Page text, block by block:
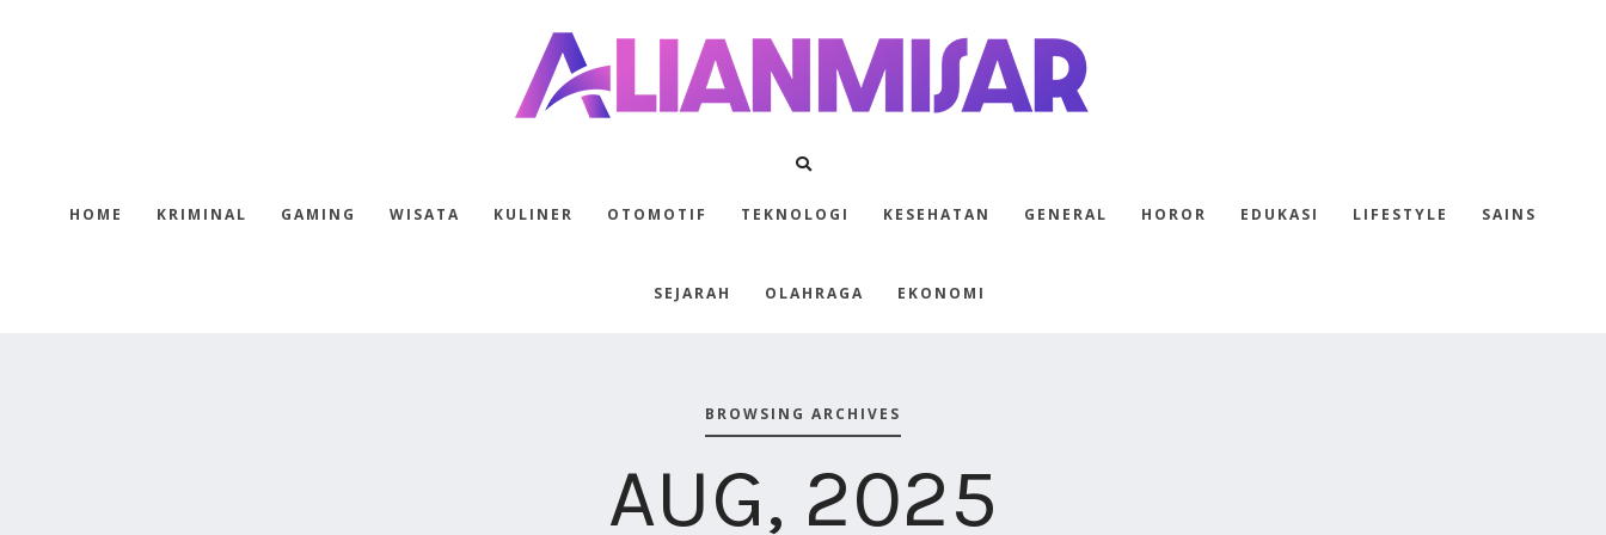
HOME KRIMINAL GAMING WISATA KULINER OTOMOTIF TEKNOLOGI KESEHATAN GENERAL HOROR EDUKASI LIFESTYLE SAINS
SEJARAH OLAHRAGA EKONOMI
BROWSING ARCHIVES
AUG, 2025